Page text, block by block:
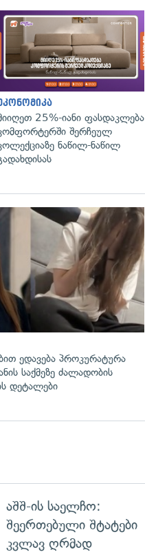
25%-იანი ფასდაკლება
შერჩეულ
ნაწილ-ნაწილ
ედავება პროკურატურა
საქმეზე ძალადობის
დეტალები
აშშ-ის საელჩო:
შეერთებული შტატები
კვლავ ღრმად